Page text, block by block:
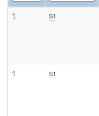
1 S1
1 S1